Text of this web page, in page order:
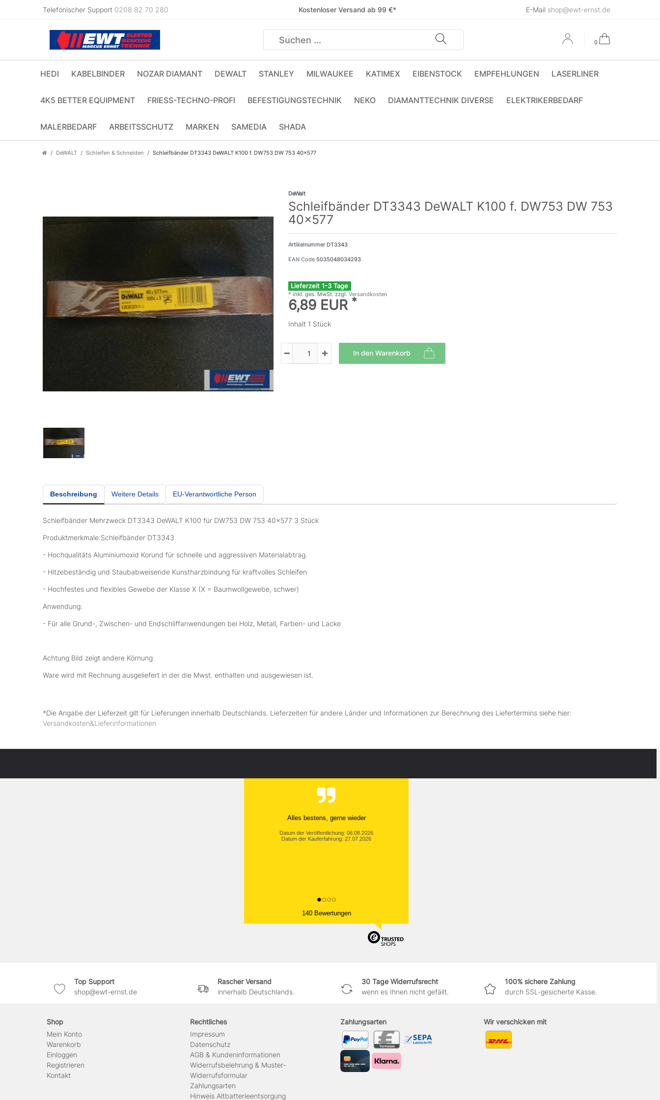
Telefonischer Support 0208 82 70 280 Kostenloser Versand ab 99 €* E-Mail shop@ewt-ernst.de
0
HEDI KABELBINDER NOZAR DIAMANT DEWALT STANLEY MILWAUKEE KATIMEX EIBENSTOCK EMPFEHLUNGEN LASERLINER
4K5 BETTER EQUIPMENT FRIESS-TECHNO-PROFI BEFESTIGUNGSTECHNIK NEKO DIAMANTTECHNIK DIVERSE ELEKTRIKERBEDARF
MALERBEDARF ARBEITSSCHUTZ MARKEN SAMEDIA SHADA
DeWALT Schleifen & Schneiden Schleifbänder DT3343 DeWALT K100 f. DW753 DW 753 40x577
DeWalt
Schleifbänder DT3343 DeWALT K100 f. DW753 DW 753
40x577
Artikelnummer DT3343
EAN Code 5035048034293
Lieferzeit 1-3 Tage
* inkl. ges. MwSt. zzgl. Versandkosten
6,89 EUR *
Inhalt 1 Stück
In den Warenkorb
Beschreibung Weitere Details EU-Verantwortliche Person
Schleifbänder Mehrzweck DT3343 DeWALT K100 für DW753 DW 753 40x577 3 Stück
Produktmerkmale:Schleifbänder DT3343
- Hochqualitäts Aluminiumoxid Korund für schnelle und aggressiven Materialabtrag.
- Hitzebeständig und Staubabweisende Kunstharzbindung für kraftvolles Schleifen
- Hochfestes und flexibles Gewebe der Klasse X (X = Baumwollgewebe, schwer)
Anwendung:
- Für alle Grund-, Zwischen- und Endschliffanwendungen bei Holz, Metall, Farben- und Lacke
Achtung Bild zeigt andere Körnung
Ware wird mit Rechnung ausgeliefert in der die Mwst. enthalten und ausgewiesen ist.
*Die Angabe der Lieferzeit gilt für Lieferungen innerhalb Deutschlands. Lieferzeiten für andere Länder und Informationen zur Berechnung des Liefertermins siehe hier:
Versandkosten&Lieferinformationen
Alles bestens, gerne wieder
Datum der Veröffentlichung: 06.08.2026
Datum der Kauferfahrung: 27.07.2026
140 Bewertungen
Top Support
shop@ewt-ernst.de
Rascher Versand
innerhalb Deutschlands.
30 Tage Widerrufsrecht
wenn es Ihnen nicht gefällt.
100% sichere Zahlung
durch SSL-gesicherte Kasse.
Shop
Mein Konto
Warenkorb
Einloggen
Registrieren
Kontakt
Rechtliches
Impressum
Daten­schutz
AGB & Kundeninformationen
Widerrufsbelehrung & Muster-
Widerrufsformular
Zahlungsarten
Hinweis Altbatterieentsorgung
Zahlungsarten Wir verschicken mit